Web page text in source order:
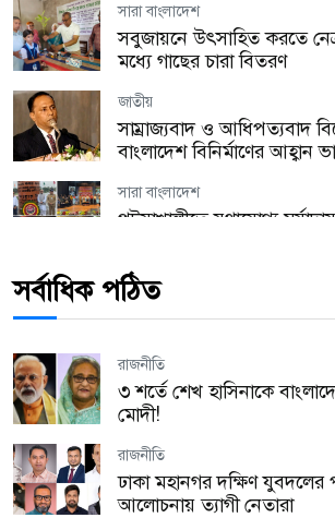
সারা বাংলাদেশ
সবুজায়নে উৎসাহিত করতে
মধ্যে গাছের চারা বিতরণ
জাতীয়
সাম্রাজ্যবাদ ও আধিপত্যবাদ
বাংলাদেশ বিনির্মাণের আহ্বান
সারা বাংলাদেশ
পটুয়াখালীতে যথাযোগ্য
যুক্তরাজ্য
হ্যারিঙ্গে কাউন্সিল উৎসবের
যুক্তরাজ্য
লন্ডনে অবৈধ কর্মীদের বিরুদ্ধে
বছরে গ্রেপ্তার ২,১৭২
প্রবাস
মালয়েশিয়ায় তিন বাংলাদেশির
নিজেদের মধ্যে মারামারির দাবি
সর্বাধিক পঠিত
রাজনীতি
৩ শর্তে শেখ হাসিনাকে
মোদী!
রাজনীতি
ঢাকা মহানগর দক্ষিণ যুবদলের
আলোচনায় ত্যাগী নেতারা